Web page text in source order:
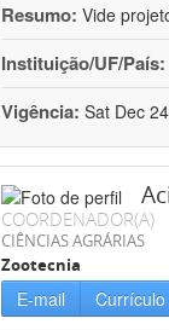
Resumo: Vide
Instituição/UF/País:
Vigência: Sat Dec
COORDENADOR(A)
CIÊNCIAS AGRÁRIAS
Zootecnia
E-mail Currículo